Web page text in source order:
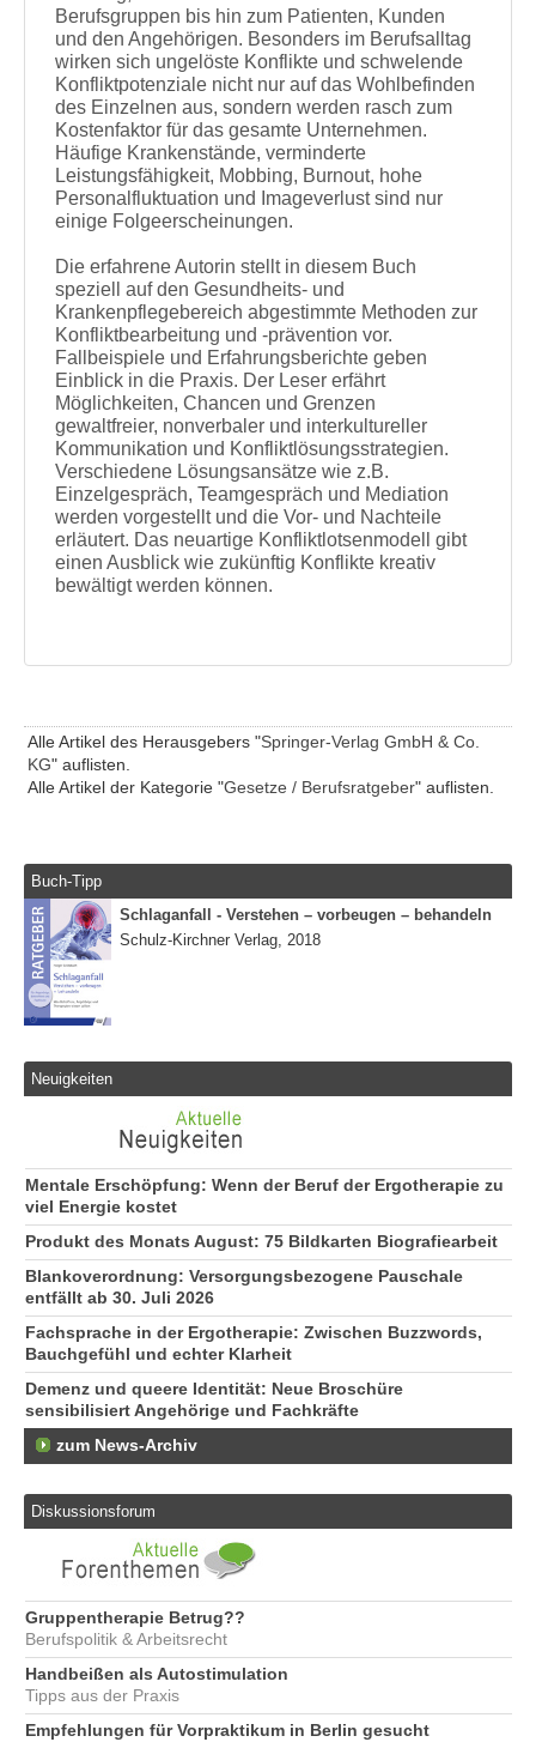
Berufsgruppen bis hin zum Patienten, Kunden
und den Angehörigen. Besonders im Berufsalltag
wirken sich ungelöste Konflikte und schwelende
Konfliktpotenziale nicht nur auf das Wohlbefinden
des Einzelnen aus, sondern werden rasch zum
Kostenfaktor für das gesamte Unternehmen.
Häufige Krankenstände, verminderte
Leistungsfähigkeit, Mobbing, Burnout, hohe
Personalfluktuation und Imageverlust sind nur
einige Folgeerscheinungen.
Die erfahrene Autorin stellt in diesem Buch
speziell auf den Gesundheits- und
Krankenpflegebereich abgestimmte Methoden zur
Konfliktbearbeitung und -prävention vor.
Fallbeispiele und Erfahrungsberichte geben
Einblick in die Praxis. Der Leser erfährt
Möglichkeiten, Chancen und Grenzen
gewaltfreier, nonverbaler und interkultureller
Kommunikation und Konfliktlösungsstrategien.
Verschiedene Lösungsansätze wie z.B.
Einzelgespräch, Teamgespräch und Mediation
werden vorgestellt und die Vor- und Nachteile
erläutert. Das neuartige Konfliktlotsenmodell gibt
einen Ausblick wie zukünftig Konflikte kreativ
bewältigt werden können.
Alle Artikel des Herausgebers "Springer-Verlag GmbH & Co.
KG" auflisten.
Alle Artikel der Kategorie "Gesetze / Berufsratgeber" auflisten.
Buch-Tipp
Schlaganfall - Verstehen – vorbeugen – behandeln
Schulz-Kirchner Verlag, 2018
Neuigkeiten
Mentale Erschöpfung: Wenn der Beruf der Ergotherapie zu
viel Energie kostet
Produkt des Monats August: 75 Bildkarten Biografiearbeit
Blankoverordnung: Versorgungsbezogene Pauschale
entfällt ab 30. Juli 2026
Fachsprache in der Ergotherapie: Zwischen Buzzwords,
Bauchgefühl und echter Klarheit
Demenz und queere Identität: Neue Broschüre
sensibilisiert Angehörige und Fachkräfte
zum News-Archiv
Diskussionsforum
Gruppentherapie Betrug??
Berufspolitik & Arbeitsrecht
Handbeißen als Autostimulation
Tipps aus der Praxis
Empfehlungen für Vorpraktikum in Berlin gesucht